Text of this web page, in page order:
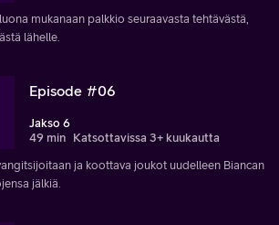
mukanaan palkkio seuraavasta tehtävästä,
lähelle.
Episode #06
Jakso 6
49 min Katsottavissa 3+ kuukautta
ja koottava joukot uudelleen Biancan
jälkiä.